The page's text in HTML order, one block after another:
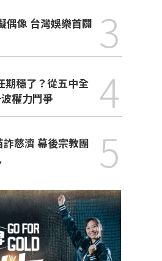
3
權力鬥爭
4
慈濟 幕後宗教團
5